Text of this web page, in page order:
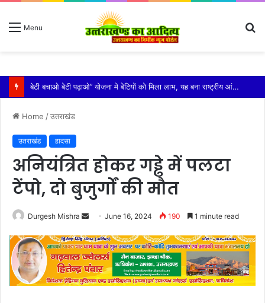
Menu
विशिष्ट पहचान बना रही है आदि कैलाश परिक्रमा: महाराज
Home /उतराखंड
उतराखंड हादसा
अनियंत्रित होकर गड्ढे में पलटा
टेंपो, दो बुजुर्गों की मौत
Durgesh Mishra
Send
email
June 16, 2024 190 1 minute read